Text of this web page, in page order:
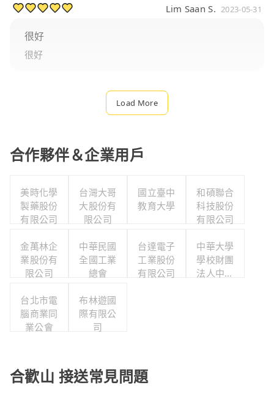
Lim Saan S. 2023-05-31
很好
很好
Load More
合作夥伴＆企業用戶
美時化學
製藥股份
有限公司
台灣大哥
大股份有
限公司
國立臺中
教育大學
和碩聯合
科技股份
有限公司
金萬林企
業股份有
限公司
中華民國
全國工業
總會
台達電子
工業股份
有限公司
中華大學
學校財團
法人中華
台北市電
腦商業同
業公會
布林遊國
際有限公
司
合歡山 接送常見問題